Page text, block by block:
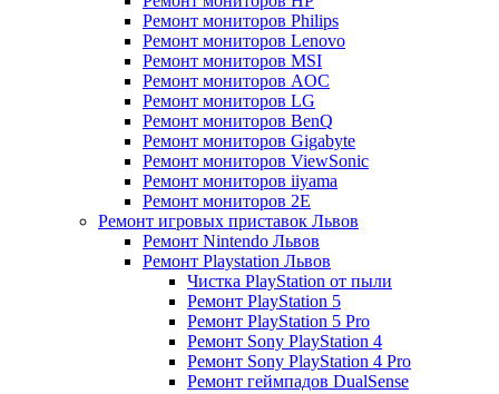
Ремонт мониторов Philips
Ремонт мониторов Lenovo
Ремонт мониторов MSI
Ремонт мониторов AOC
Ремонт мониторов LG
Ремонт мониторов BenQ
Ремонт мониторов Gigabyte
Ремонт мониторов ViewSonic
Ремонт мониторов iiyama
Ремонт мониторов 2E
Ремонт игровых приставок Львов
Ремонт Nintendo Львов
Ремонт Playstation Львов
Чистка PlayStation от пыли
Ремонт PlayStation 5
Ремонт PlayStation 5 Pro
Ремонт Sony PlayStation 4
Ремонт Sony PlayStation 4 Pro
Ремонт геймпадов DualSense